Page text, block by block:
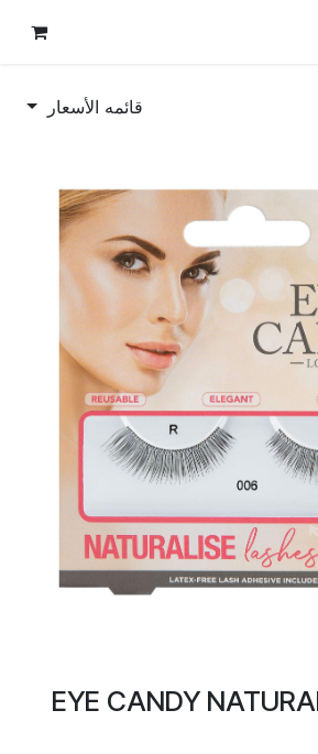
قائمه الأسعار
EYE CANDY